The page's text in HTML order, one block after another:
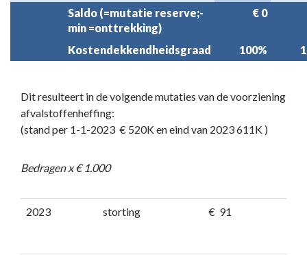
Saldo (=mutatie reserve;-
min =onttrekking)
€ 0
Kostendekkendheidsgraad 100%
Dit resulteert in de volgende mutaties van de voorziening
afvalstoffenheffing:
(stand per 1-1-2023 € 520K en eind van 2023 611K )
Bedragen x € 1.000
2023 storting € 91